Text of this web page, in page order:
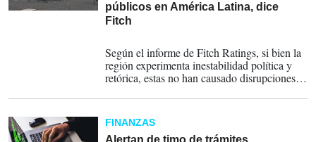
públicos en América Latina, dice
Fitch
Según el informe de Fitch Ratings, si bien la
región experimenta inestabilidad política y
retórica, estas no han causado disrupciones
públicos.
FINANZAS
Alertan de timo de trámites